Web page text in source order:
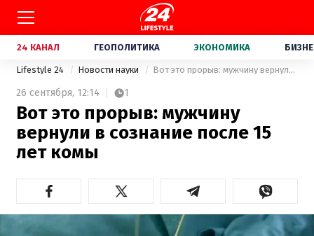
24 КАНАЛ ГЕОПОЛИТИКА ЭКОНОМИКА
Lifestyle 24 Новости науки Вот это прорыв: мужчину вернули в сознание после 15 лет комы
26 сентября, 12:14 1
Вот это прорыв: мужчину
вернули в сознание после 15
лет комы